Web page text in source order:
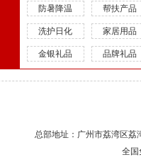
防暑降温 帮扶产品
洗护日化 家居用品
金银礼品 品牌礼品
总部地址：广州市荔湾区
全